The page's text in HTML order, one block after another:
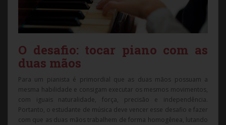
O desafio: tocar piano com as
duas mãos
Para um pianista é primordial que as duas mãos possuam a
mesma habilidade e consigam executar os mesmos movimentos,
com iguais naturalidade, força, precisão e independência.
Portanto, o estudante de música deve vencer esse desafio e fazer
com que as duas mãos trabalhem de forma homogênea, lutando